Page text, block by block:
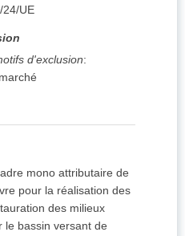
24/UE
d'exclusion:
mono attributaire de
pour la réalisation des
des milieux
le bassin versant de